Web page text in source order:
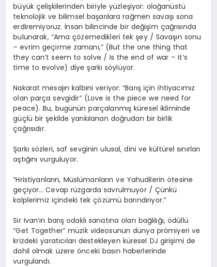
büyük çelişkilerinden biriyle yüzleşiyor: olağanüstü
teknolojik ve bilimsel başarılara rağmen savaşı sona
erdiremiyoruz. İnsan bilincinde bir değişim çağrısında
bulunarak, “Ama çözemedikleri tek şey / Savaşın sonu
– evrim geçirme zamanı,” (But the one thing that
they can’t seem to solve / Is the end of war – it’s
time to evolve) diye şarkı söylüyor.
Nakarat mesajın kalbini veriyor: “Barış için ihtiyacımız
olan parça sevgidir” (Love is the piece we need for
peace). Bu, bugünün parçalanmış küresel ikliminde
güçlü bir şekilde yankılanan doğrudan bir birlik
çağrısıdır.
Şarkı sözleri, saf sevginin ulusal, dini ve kültürel sınırları
aştığını vurguluyor.
“Hristiyanların, Müslümanların ve Yahudilerin ötesine
geçiyor… Cevap rüzgarda savrulmuyor / Çünkü
kalplerimiz içindeki tek çözümü barındırıyor.”
Sir Ivan’ın barış odaklı sanatına olan bağlılığı, ödüllü
“Get Together” müzik videosunun dünya prömiyeri ve
krizdeki yaratıcıları destekleyen küresel DJ girişimi de
dahil olmak üzere önceki basın haberlerinde
vurgulandı.